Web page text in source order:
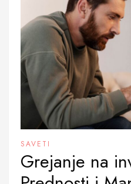
SAVETI
Grejanje na